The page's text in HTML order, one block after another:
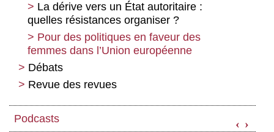
La dérive vers un État autoritaire :
quelles résistances organiser ?
Pour des politiques en faveur des
femmes dans l’Union européenne
Débats
Sur la comparaison internationale des
comptabilité nationale induit-elle en
erreur ?
Revue des revues
Podcasts
‹ ›